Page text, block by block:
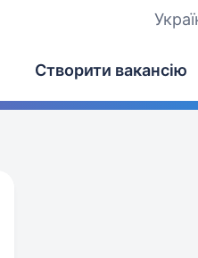
Створити вакансію